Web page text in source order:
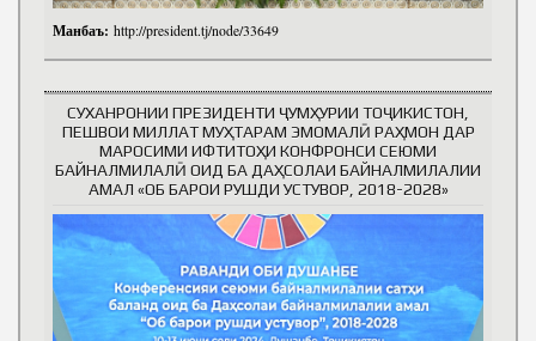
Манбаъ: http://president.tj/node/33649
СУХАНРОНИИ ПРЕЗИДЕНТИ ҶУМҲУРИИ ТОҶИКИСТОН,
ПЕШВОИ МИЛЛАТ МУҲТАРАМ ЭМОМАЛӢ РАҲМОН ДАР
МАРОСИМИ ИФТИТОҲИ КОНФРОНСИ СЕЮМИ
БАЙНАЛМИЛАЛӢ ОИД БА ДАҲСОЛАИ БАЙНАЛМИЛАЛИИ
АМАЛ «ОБ БАРОИ РУШДИ УСТУВОР, 2018-2028»